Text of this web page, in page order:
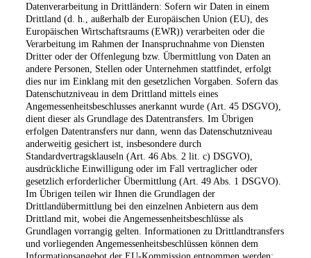
Datenverarbeitung in Drittländern: Sofern wir Daten in einem
Drittland (d. h., außerhalb der Europäischen Union (EU), des
Europäischen Wirtschaftsraums (EWR)) verarbeiten oder die
Verarbeitung im Rahmen der Inanspruchnahme von Diensten
Dritter oder der Offenlegung bzw. Übermittlung von Daten an
andere Personen, Stellen oder Unternehmen stattfindet, erfolgt
dies nur im Einklang mit den gesetzlichen Vorgaben. Sofern das
Datenschutzniveau in dem Drittland mittels eines
Angemessenheitsbeschlusses anerkannt wurde (Art. 45 DSGVO),
dient dieser als Grundlage des Datentransfers. Im Übrigen
erfolgen Datentransfers nur dann, wenn das Datenschutzniveau
anderweitig gesichert ist, insbesondere durch
Standardvertragsklauseln (Art. 46 Abs. 2 lit. c) DSGVO),
ausdrückliche Einwilligung oder im Fall vertraglicher oder
gesetzlich erforderlicher Übermittlung (Art. 49 Abs. 1 DSGVO).
Im Übrigen teilen wir Ihnen die Grundlagen der
Drittlandübermittlung bei den einzelnen Anbietern aus dem
Drittland mit, wobei die Angemessenheitsbeschlüsse als
Grundlagen vorrangig gelten. Informationen zu Drittlandtransfers
und vorliegenden Angemessenheitsbeschlüssen können dem